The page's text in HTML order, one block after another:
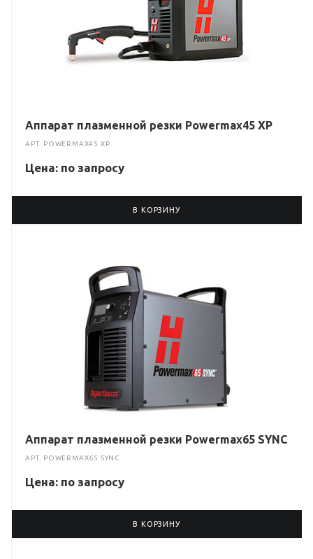
Аппарат плазменной резки Powermax45 XP
АРТ. POWERMAX45 XP
Цена: по запросу
В КОРЗИНУ
Аппарат плазменной резки Powermax65 SYNC
АРТ. POWERMAX65 SYNC
Цена: по запросу
В КОРЗИНУ